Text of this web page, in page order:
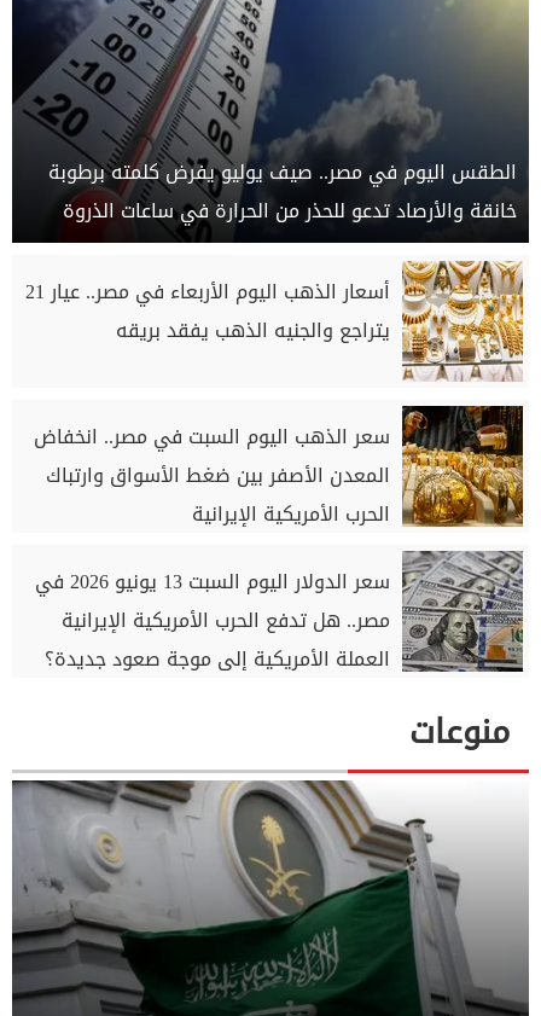
الطقس اليوم في مصر.. صيف يوليو يفرض كلمته برطوبة
خانقة والأرصاد تدعو للحذر من الحرارة في ساعات الذروة
أسعار الذهب اليوم الأربعاء في مصر.. عيار 21
يتراجع والجنيه الذهب يفقد بريقه
سعر الذهب اليوم السبت في مصر.. انخفاض
المعدن الأصفر بين ضغط الأسواق وارتباك
الحرب الأمريكية الإيرانية
سعر الدولار اليوم السبت 13 يونيو 2026 في
مصر.. هل تدفع الحرب الأمريكية الإيرانية
العملة الأمريكية إلى موجة صعود جديدة؟
منوعات